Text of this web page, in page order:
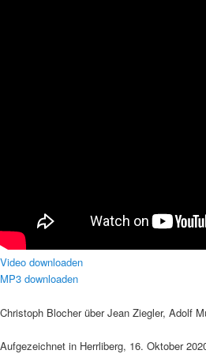
Video downloaden
MP3 downloaden
Christoph Blocher über Jean Ziegler, Adolf
Aufgezeichnet in Herrliberg, 16. Oktober